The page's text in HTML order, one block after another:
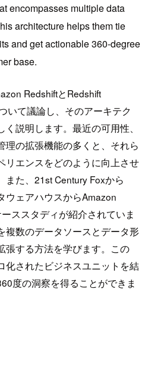
encompasses multiple data
architecture helps them tie
and get actionable 360-degree
base.
RedshiftとRedshift
いて議論し、そのアーキテク
説明します。最近の可用性、
理の拡張機能の多くと、それら
リエンスをどのように向上させ
また、21st Century Foxから
ウェアハウスからAmazon
ススタディが紹介されていま
複数のデータソースとデータ形
張する方法を学びます。この
化されたビジネスユニットを結
度の洞察を得ることができま